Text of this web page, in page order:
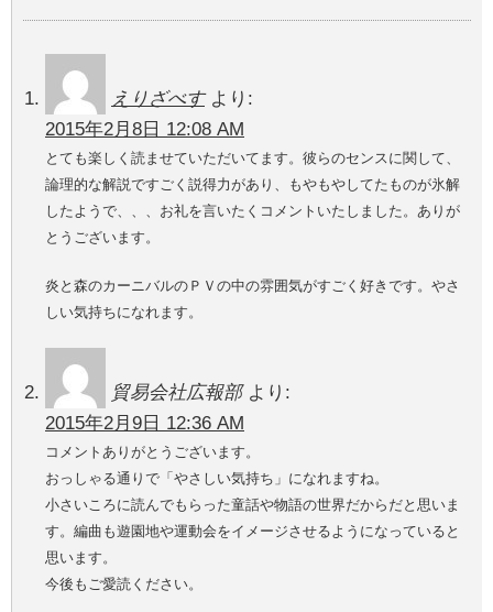
えりざべす より:
2015年2月8日 12:08 AM
とても楽しく読ませていただいてます。彼らのセンスに関して、
論理的な解説ですごく説得力があり、もやもやしてたものが氷解
したようで、、、お礼を言いたくコメントいたしました。ありが
とうございます。
炎と森のカーニバルのＰＶの中の雰囲気がすごく好きです。やさ
しい気持ちになれます。
貿易会社広報部 より:
2015年2月9日 12:36 AM
コメントありがとうございます。
おっしゃる通りで「やさしい気持ち」になれますね。
小さいころに読んでもらった童話や物語の世界だからだと思いま
す。編曲も遊園地や運動会をイメージさせるようになっていると
思います。
今後もご愛読ください。